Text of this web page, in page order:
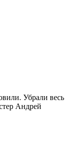
Убрали весь
Андрей